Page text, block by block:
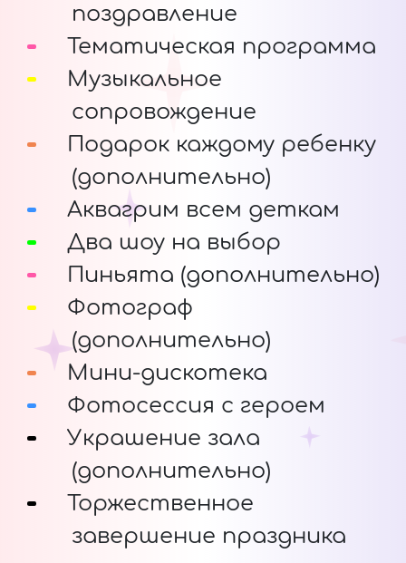
поздравление
Тематическая программа
Музыкальное
сопровождение
Подарок каждому ребенку
(дополнительно)
Аквагрим всем деткам
Два шоу на выбор
Пиньята (дополнительно)
Фотограф
(дополнительно)
Мини-дискотека
Фотосессия с героем
Украшение зала
(дополнительно)
Торжественное
завершение праздника